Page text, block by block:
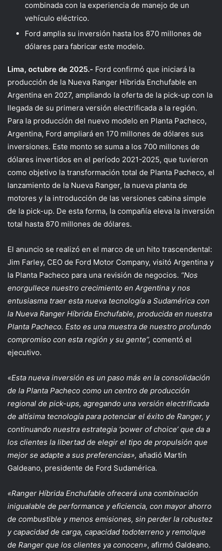
combinada con la experiencia de manejo de un
vehículo eléctrico.
Ford amplia su inversión hasta los 870 millones de
dólares para fabricar este modelo.
Lima, octubre de 2025.- Ford confirmó que iniciará la
producción de la Nueva Ranger Híbrida Enchufable en
Argentina en 2027, ampliando la oferta de la pick-up con la
llegada de su primera versión electrificada a la región.
Para la producción del nuevo modelo en Planta Pacheco,
Argentina, Ford ampliará en 170 millones de dólares sus
inversiones. Este monto se suma a los 700 millones de
dólares invertidos en el período 2021-2025, que tuvieron
como objetivo la transformación total de Planta Pacheco, el
lanzamiento de la Nueva Ranger, la nueva planta de
motores y la introducción de las versiones cabina simple
de la pick-up. De esta forma, la compañía eleva la inversión
total hasta 870 millones de dólares.
El anuncio se realizó en el marco de un hito trascendental:
Jim Farley, CEO de Ford Motor Company, visitó Argentina y
la Planta Pacheco para una revisión de negocios. “Nos
enorgullece nuestro crecimiento en Argentina y nos
entusiasma traer esta nueva tecnología a Sudamérica con
la Nueva Ranger Híbrida Enchufable, producida en nuestra
Planta Pacheco. Esto es una muestra de nuestro profundo
compromiso con esta región y su gente”, comentó el
ejecutivo.
«Esta nueva inversión es un paso más en la consolidación
de la Planta Pacheco como un centro de producción
regional de pick-ups, agregando una versión electrificada
de altísima tecnología para potenciar el éxito de Ranger, y
continuando nuestra estrategia ‘power of choice’ que da a
los clientes la libertad de elegir el tipo de propulsión que
mejor se adapte a sus preferencias», añadió Martín
Galdeano, presidente de Ford Sudamérica.
«Ranger Híbrida Enchufable ofrecerá una combinación
inigualable de performance y eficiencia, con mayor ahorro
de combustible y menos emisiones, sin perder la robustez
y capacidad de carga, capacidad todoterreno y remolque
de Ranger que los clientes ya conocen», afirmó Galdeano.